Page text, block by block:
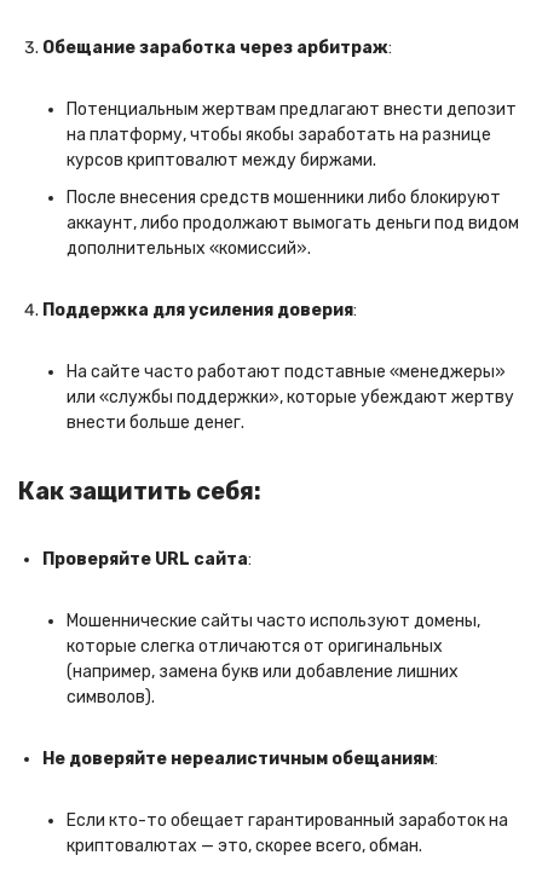
Обещание заработка через арбитраж:
Потенциальным жертвам предлагают внести депозит
на платформу, чтобы якобы заработать на разнице
курсов криптовалют между биржами.
После внесения средств мошенники либо блокируют
аккаунт, либо продолжают вымогать деньги под видом
дополнительных «комиссий».
Поддержка для усиления доверия:
На сайте часто работают подставные «менеджеры»
или «службы поддержки», которые убеждают жертву
внести больше денег.
Как защитить себя:
Проверяйте URL сайта:
Мошеннические сайты часто используют домены,
которые слегка отличаются от оригинальных
(например, замена букв или добавление лишних
символов).
Не доверяйте нереалистичным обещаниям:
Если кто-то обещает гарантированный заработок на
криптовалютах — это, скорее всего, обман.